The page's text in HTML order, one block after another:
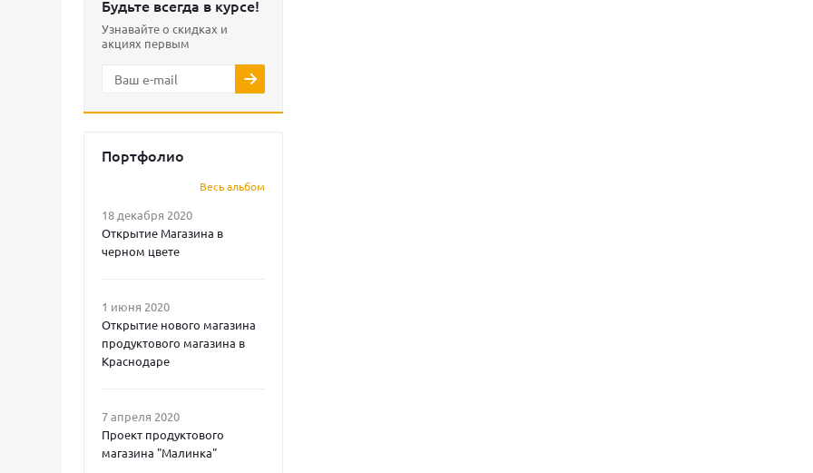
Будьте всегда в курсе!
Узнавайте о скидках и
акциях первым
Портфолио
Весь альбом
18 декабря 2020
Открытие Магазина в
черном цвете
1 июня 2020
Открытие нового магазина
продуктового магазина в
Краснодаре
7 апреля 2020
Проект продуктового
магазина "Малинка"